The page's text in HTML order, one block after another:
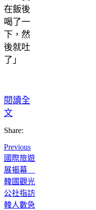
在飯後
喝了一
下，然
後就吐
了」
閱讀全
文
Share:
Previous
國際旅遊
展揭幕
韓國觀光
公社指訪
韓人數急